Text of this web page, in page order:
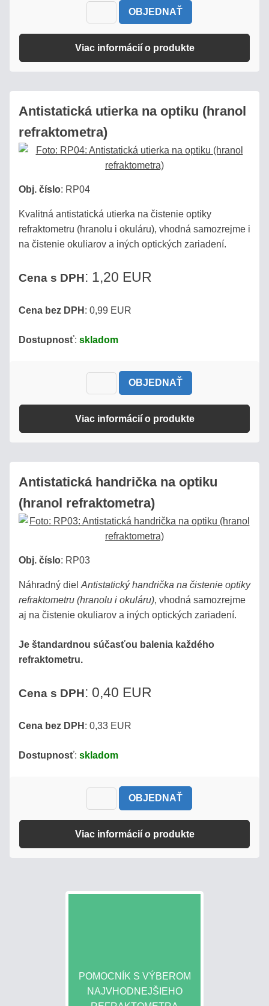
OBJEDNAŤ
Viac informácií o produkte
Antistatická utierka na optiku (hranol
refraktometra)
Obj. číslo: RP04
Kvalitná antistatická utierka na čistenie optiky
refraktometru (hranolu i okuláru), vhodná samozrejme i
na čistenie okuliarov a iných optických zariadení.
Cena s DPH: 1,20 EUR
Cena bez DPH : 0,99 EUR
Dostupnosť: skladom
OBJEDNAŤ
Viac informácií o produkte
Antistatická handrička na optiku
(hranol refraktometra)
Obj. číslo: RP03
Náhradný diel Antistatický handrička na čistenie optiky
refraktometru (hranolu i okuláru), vhodná samozrejme
aj na čistenie okuliarov a iných optických zariadení.
Je štandardnou súčasťou balenia každého
refraktometru.
Cena s DPH: 0,40 EUR
Cena bez DPH : 0,33 EUR
Dostupnosť: skladom
OBJEDNAŤ
Viac informácií o produkte
POMOCNÍK S VÝBEROM
NAJVHODNEJŠIEHO